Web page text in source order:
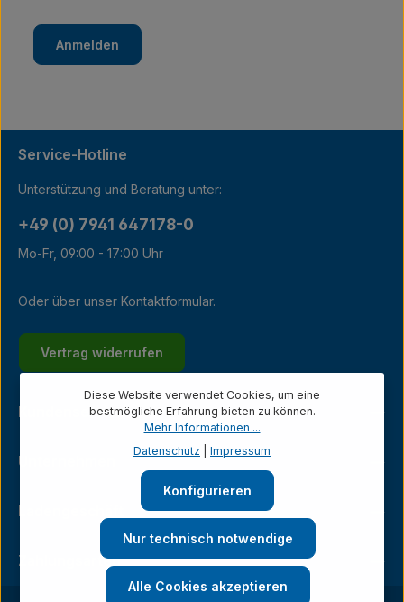
Anmelden
Service-Hotline
Unterstützung und Beratung unter:
+49 (0) 7941 647178-0
Mo-Fr, 09:00 - 17:00 Uhr
Oder über unser Kontaktformular.
Vertrag widerrufen
Kundenservice
Unternehmen
Ladengeschäft
Zahlungsarten
Diese Website verwendet Cookies, um eine
bestmögliche Erfahrung bieten zu können.
Mehr Informationen ...
Datenschutz
Impressum
Nur technisch notwendige
Konfigurieren
Alle Cookies akzeptieren